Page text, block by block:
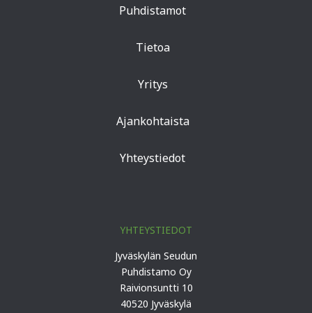
Puhdistamot
Tietoa
Yritys
Ajankohtaista
Yhteystiedot
YHTEYSTIEDOT
Jyväskylän Seudun
Puhdistamo Oy
Raivionsuntti 10
40520 Jyväskylä